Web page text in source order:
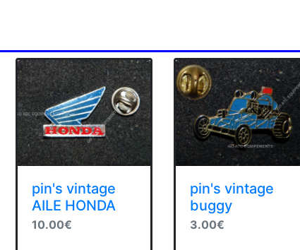
pin's vintage
AILE HONDA
10.00€
pin's vintage
buggy
3.00€